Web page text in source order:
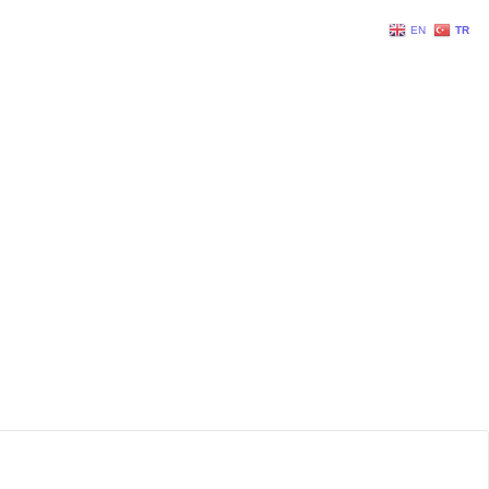
EN TR